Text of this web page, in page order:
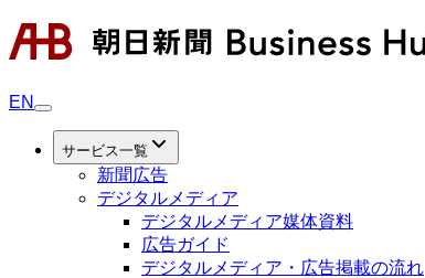
EN
サービス一覧
新聞広告
デジタルメディア
デジタルメディア媒体資料
広告ガイド
デジタルメディア・広告掲載の流れ